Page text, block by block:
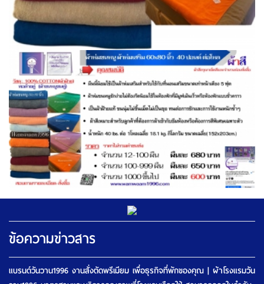
ข้อความข่าวสาร
แบรนด์วันวาน1996 งานสั่งตัดพรีเมียม เพื่อธุรกิจที่พักของคุณ | ผ้าโรงแรมวัน